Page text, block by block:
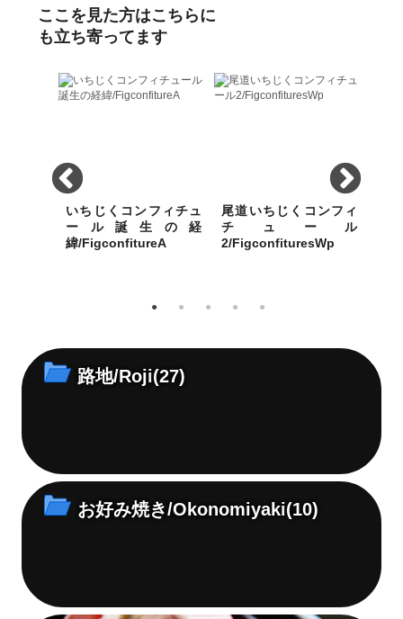
ここを見た方はこちらに
も立ち寄ってます
いちじくコンフィチュ
ール誕生の経
緯/FigconfitureA
尾道ブランドづくりで、発
尾道いちじくコンフィ
チュール
2/FigconfituresWp
心のこもった1本の手造りお
す。
路地/Roji(27)
お好み焼き/Okonomiyaki(10)